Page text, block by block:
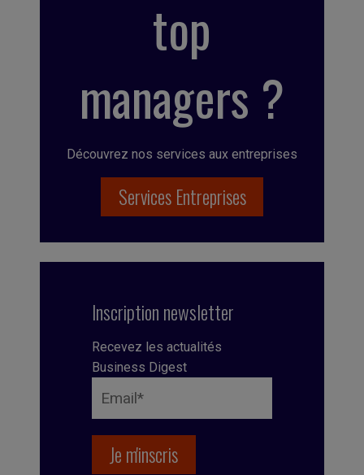
top
managers ?
Découvrez nos services aux entreprises
Services Entreprises
Inscription newsletter
Recevez les actualités
Business Digest